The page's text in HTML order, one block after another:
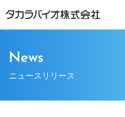
News
ニュースリリース